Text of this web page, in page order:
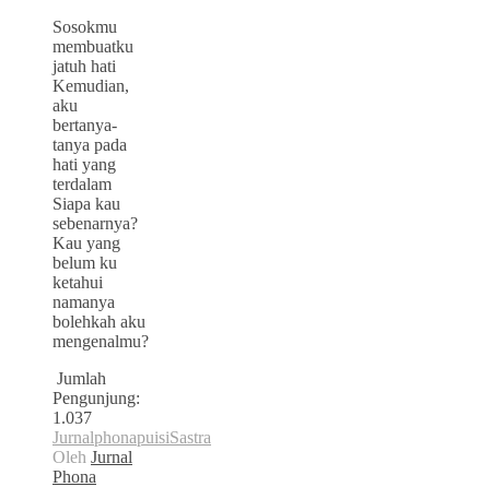
Sosokmu
membuatku
jatuh hati
Kemudian,
aku
bertanya-
tanya pada
hati yang
terdalam
Siapa kau
sebenarnya?
Kau yang
belum ku
ketahui
namanya
bolehkah aku
mengenalmu?
Jumlah
Pengunjung:
1.037
JurnalphonapuisiSastra
Oleh Jurnal
Phona